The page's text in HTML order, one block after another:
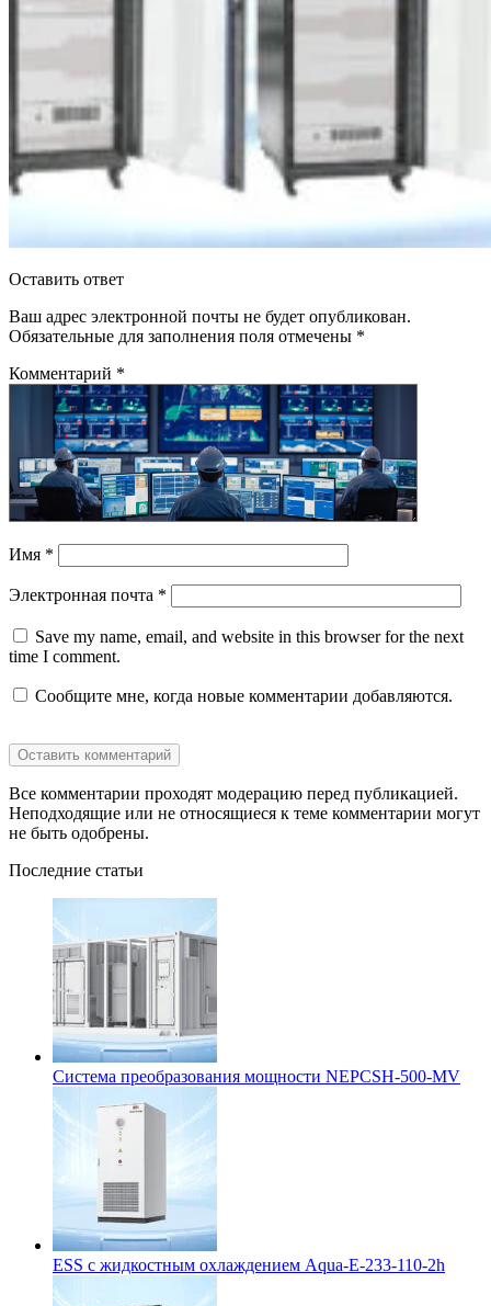
Оставить ответ
Ваш адрес электронной почты не будет опубликован.
Обязательные для заполнения поля отмечены *
Комментарий *
Имя *
Электронная почта *
Save my name, email, and website in this browser for the next
time I comment.
Сообщите мне, когда новые комментарии добавляются.
Все комментарии проходят модерацию перед публикацией.
Неподходящие или не относящиеся к теме комментарии могут
не быть одобрены.
Последние статьи
Система преобразования мощности NEPCSH-500-MV
ESS с жидкостным охлаждением Aqua-E-233-110-2h